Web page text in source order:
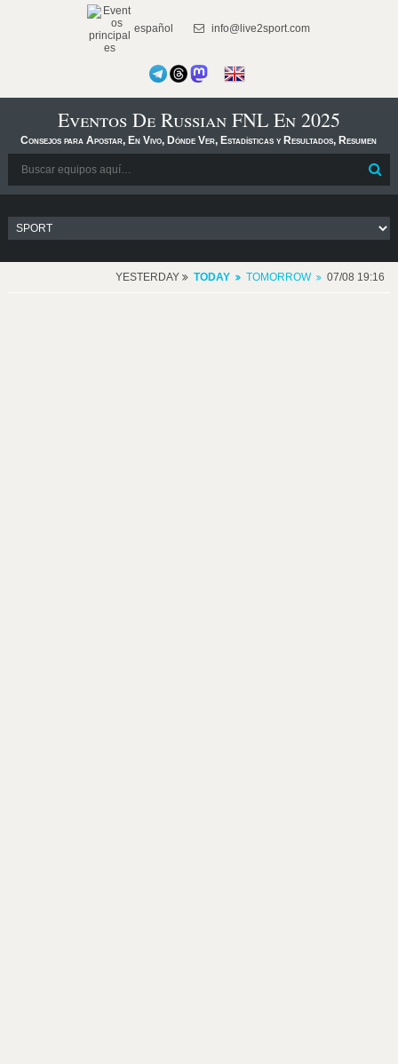
español info@live2sport.com
Eventos De Russian FNL En 2025
Consejos para Apostar, En Vivo, Dónde Ver, Estadísticas y Resultados, Resumen
YESTERDAY TODAY TOMORROW 07/08 19:16